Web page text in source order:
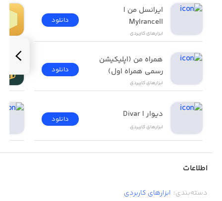
نصب کرده و به سیستم دیدگاه وارد شده باشید.
MyIrancell
ابزار‌های کاربردی
دانلود
رسمی همراه اول)
ابزار‌های کاربردی
دانلود
دیوار | Divar
ابزار‌های کاربردی
دانلود
اطلاعات
دسته‌بندی: ابزار‌های کاربردی